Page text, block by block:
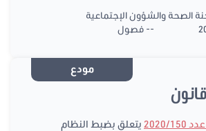
الصحة والشؤون الإجتماعية
-- فصول
مودع
150
يتعلق بضبط النظام